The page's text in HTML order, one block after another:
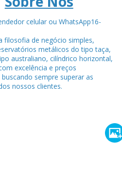
celular ou WhatsApp16-
filosofia de negócio simples,
metálicos do tipo taça,
australiano, cilíndrico horizontal,
excelência e preços
buscando sempre superar as
nossos clientes.